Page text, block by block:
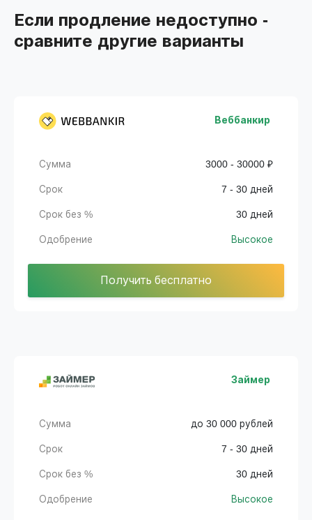
Если продление недоступно -
сравните другие варианты
Веббанкир
Сумма 3000 - 30000 ₽
Срок 7 - 30 дней
Срок без % 30 дней
Одобрение Высокое
Получить бесплатно
Займер
Сумма до 30 000 рублей
Срок 7 - 30 дней
Срок без % 30 дней
Одобрение Высокое